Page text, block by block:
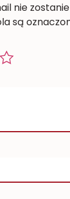
nie
są